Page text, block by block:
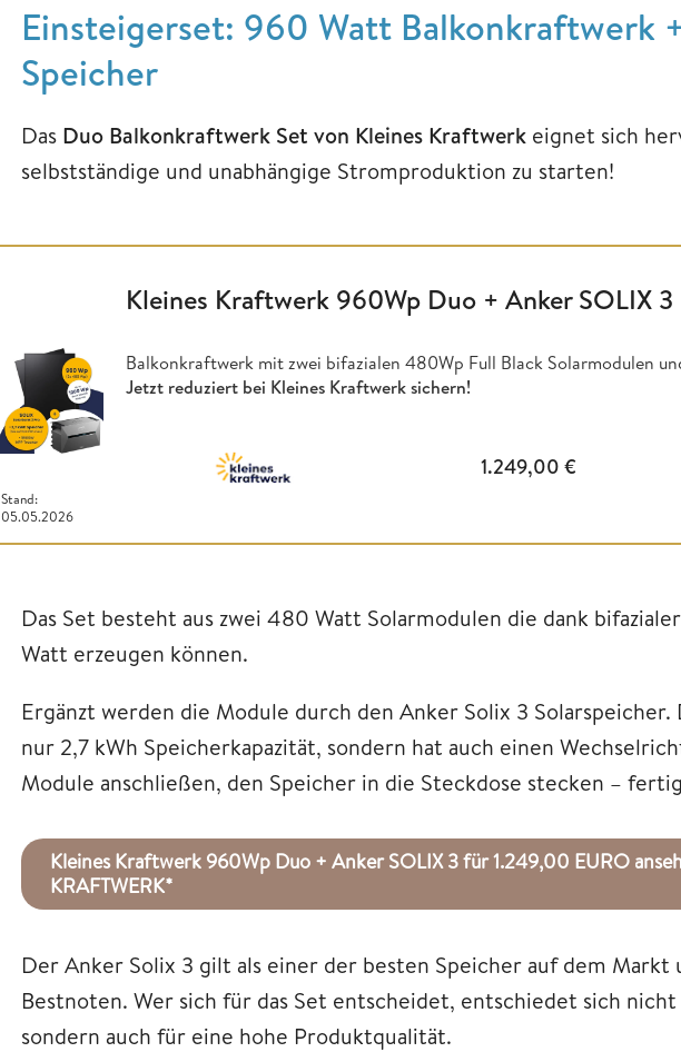
Einsteigerset: 960 Watt Balkonkraftwerk
Speicher
Das Duo Balkonkraftwerk Set von Kleines Kraftwerk eignet sich
selbstständige und unabhängige Stromproduktion zu starten!
Stand:
05.05.2026
Kleines Kraftwerk 960Wp Duo + Anker SOLIX 3
Balkonkraftwerk mit zwei bifazialen 480Wp Full Black Solarmodulen
Jetzt reduziert bei Kleines Kraftwerk sichern!
1.249,00€
Das Set besteht aus zwei 480 Watt Solarmodulen die dank
Watt erzeugen können.
Ergänzt werden die Module durch den Anker Solix 3
nur 2,7 kWh Speicherkapazität, sondern hat auch einen
Module anschließen, den Speicher in die Steckdose stecken –
Kleines Kraftwerk 960Wp Duo + Anker SOLIX 3 für 1.249,00 EURO
KRAFTWERK*
Der Anker Solix 3 gilt als einer der besten Speicher auf dem Markt
Bestnoten. Wer sich für das Set entscheidet, entschiedet sich
sondern auch für eine hohe Produktqualität.